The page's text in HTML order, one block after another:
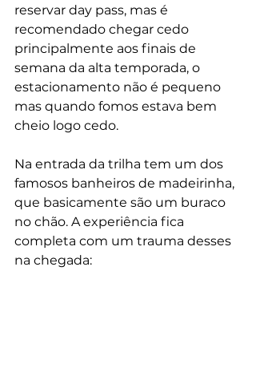
reservar day pass, mas é
recomendado chegar cedo
principalmente aos finais de
semana da alta temporada, o
estacionamento não é pequeno
mas quando fomos estava bem
cheio logo cedo.
Na entrada da trilha tem um dos
famosos banheiros de madeirinha,
que basicamente são um buraco
no chão. A experiência fica
completa com um trauma desses
na chegada: